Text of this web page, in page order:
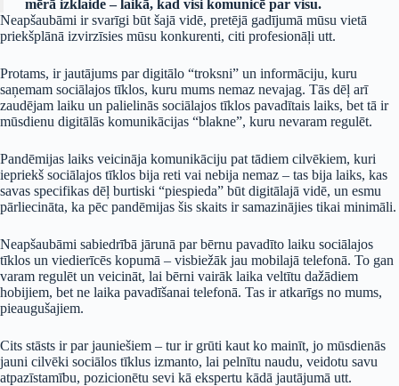
mērā izklaide – laikā, kad visi komunicē par visu.
Neapšaubāmi ir svarīgi būt šajā vidē, pretējā gadījumā mūsu vietā
priekšplānā izvirzīsies mūsu konkurenti, citi profesionāļi utt.
Protams, ir jautājums par digitālo “troksni” un informāciju, kuru
saņemam sociālajos tīklos, kuru mums nemaz nevajag. Tās dēļ arī
zaudējam laiku un palielinās sociālajos tīklos pavadītais laiks, bet tā ir
mūsdienu digitālās komunikācijas “blakne”, kuru nevaram regulēt.
Pandēmijas laiks veicināja komunikāciju pat tādiem cilvēkiem, kuri
iepriekš sociālajos tīklos bija reti vai nebija nemaz – tas bija laiks, kas
savas specifikas dēļ burtiski “piespieda” būt digitālajā vidē, un esmu
pārliecināta, ka pēc pandēmijas šis skaits ir samazinājies tikai minimāli.
Neapšaubāmi sabiedrībā jārunā par bērnu pavadīto laiku sociālajos
tīklos un viedierīcēs kopumā – visbiežāk jau mobilajā telefonā. To gan
varam regulēt un veicināt, lai bērni vairāk laika veltītu dažādiem
hobijiem, bet ne laika pavadīšanai telefonā. Tas ir atkarīgs no mums,
pieaugušajiem.
Cits stāsts ir par jauniešiem – tur ir grūti kaut ko mainīt, jo mūsdienās
jauni cilvēki sociālos tīklus izmanto, lai pelnītu naudu, veidotu savu
atpazīstamību, pozicionētu sevi kā ekspertu kādā jautājumā utt.